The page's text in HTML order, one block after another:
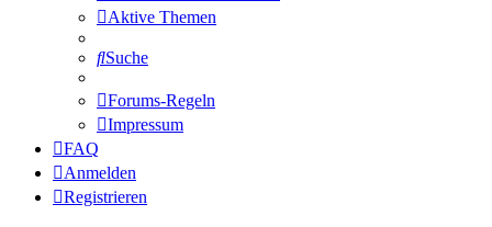
Aktive Themen
Suche
Forums-Regeln
Impressum
FAQ
Anmelden
Registrieren